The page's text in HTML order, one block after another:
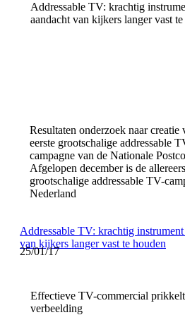
Addressable TV: krachtig
aandacht van kijkers langer vast
Resultaten onderzoek naar creatie
eerste grootschalige addressable
campagne van de Nationale
Afgelopen december is de
grootschalige addressable TV-
Nederland
Addressable TV: krachtig
van kijkers langer vast te houden
25/01/17
Effectieve TV-commercial prikkelt
verbeelding